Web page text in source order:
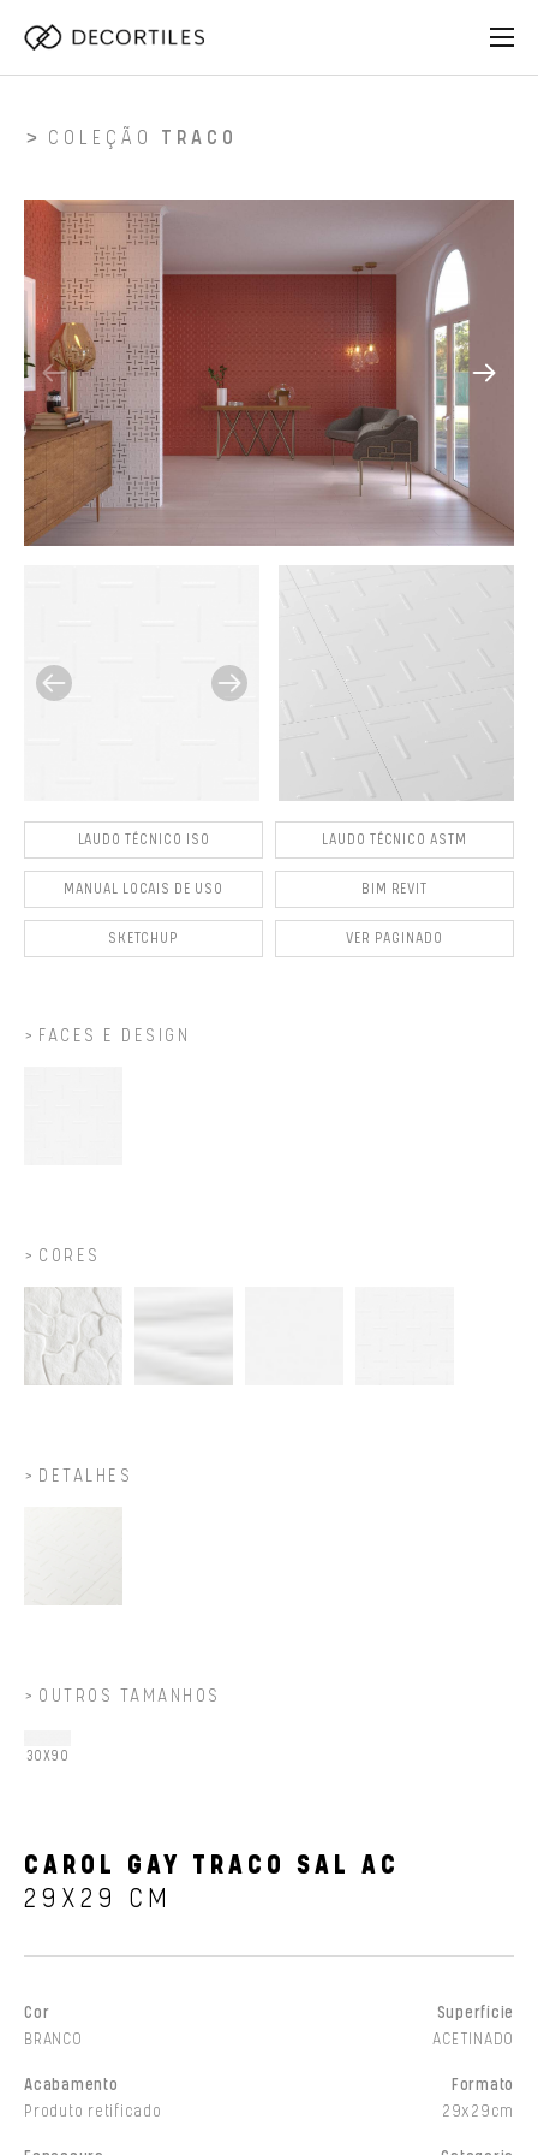
COLEÇÃO TRACO
LAUDO TÉCNICO ISO LAUDO TÉCNICO ASTM
MANUAL LOCAIS DE USO BIM REVIT
SKETCHUP VER PAGINADO
FACES E DESIGN
CORES
DETALHES
OUTROS TAMANHOS
30X90
CAROL GAY TRACO SAL AC
29X29 CM
Cor
BRANCO
Superfície
ACETINADO
Acabamento
Produto retificado
Formato
29x29cm